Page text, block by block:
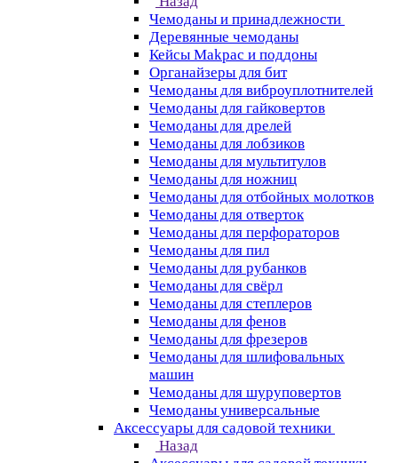
Чемоданы и принадлежности
Деревянные чемоданы
Кейсы Makpac и поддоны
Органайзеры для бит
Чемоданы для виброуплотнителей
Чемоданы для гайковертов
Чемоданы для дрелей
Чемоданы для лобзиков
Чемоданы для мультитулов
Чемоданы для ножниц
Чемоданы для отбойных молотков
Чемоданы для отверток
Чемоданы для перфораторов
Чемоданы для пил
Чемоданы для рубанков
Чемоданы для свёрл
Чемоданы для степлеров
Чемоданы для фенов
Чемоданы для фрезеров
Чемоданы для шлифовальных
машин
Чемоданы для шуруповертов
Чемоданы универсальные
Аксессуары для садовой техники
Назад